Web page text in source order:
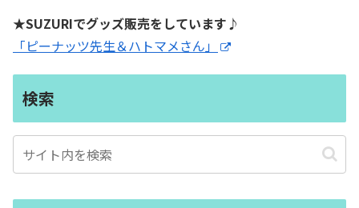
★SUZURIでグッズ販売をしています♪
「ピーナッツ先生＆ハトマメさん」
検索